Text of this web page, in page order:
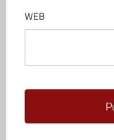
WEB